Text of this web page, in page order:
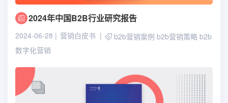
2024年中国B2B行业研究报告
2024-06-28 营销白皮书 b2b营销案例 b2b营销策略 b2b
数字化营销